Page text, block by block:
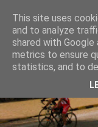
This site uses
and to analyze
shared with
metrics to ensure
statistics, and to